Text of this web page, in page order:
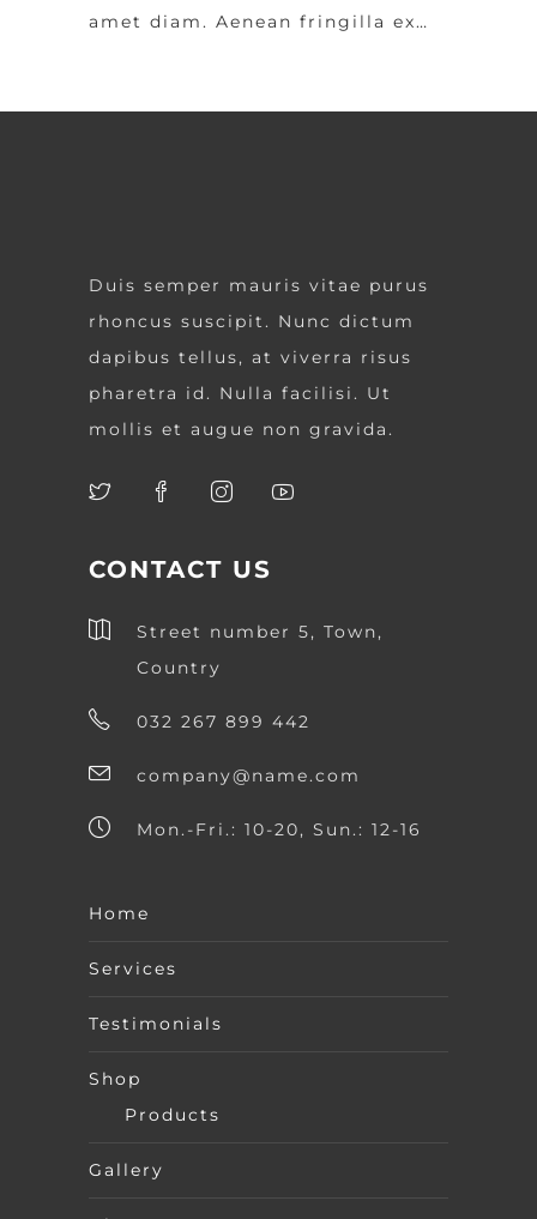
amet diam. Aenean fringilla ex…
Duis semper mauris vitae purus
rhoncus suscipit. Nunc dictum
dapibus tellus, at viverra risus
pharetra id. Nulla facilisi. Ut
mollis et augue non gravida.
CONTACT US
Street number 5, Town,
Country
032 267 899 442
company@name.com
Mon.-Fri.: 10-20, Sun.: 12-16
Home
Services
Testimonials
Shop
Products
Gallery